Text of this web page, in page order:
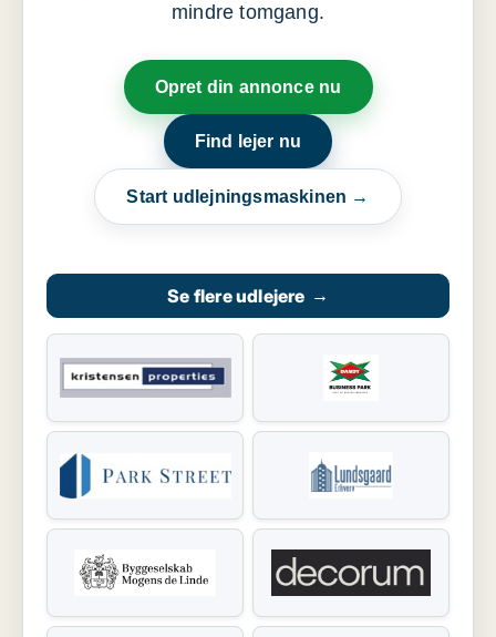
mindre tomgang.
Opret din annonce nu
Find lejer nu
Start udlejningsmaskinen →
Se flere udlejere →